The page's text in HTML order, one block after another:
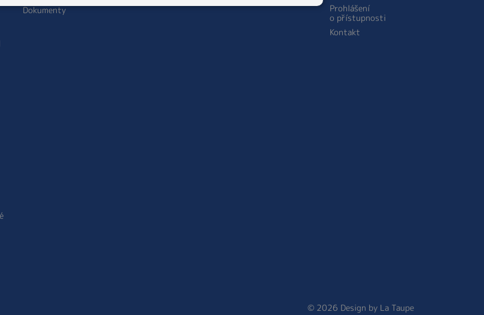
Dokumenty
Prohlášení
o přístupnosti
Kontakt
© 2026 Design by La Taupe